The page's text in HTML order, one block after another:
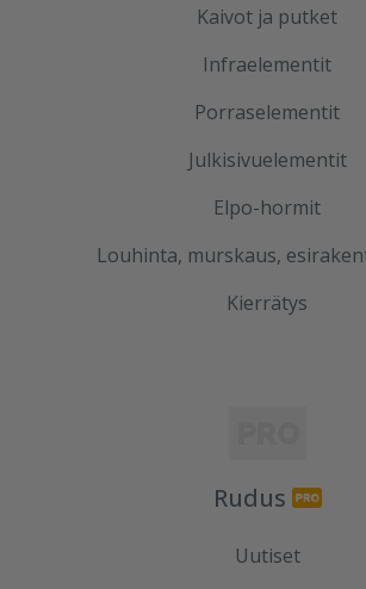
Kaivot ja putket
Infraelementit
Porraselementit
Julkisivuelementit
Elpo-hormit
Louhinta, murskaus,
Kierrätys
Rudus
Uutiset